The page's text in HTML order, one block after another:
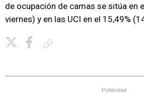
de ocupación de camas se sitúa en
viernes) y en las UCI en el 15,49%
Publicidad